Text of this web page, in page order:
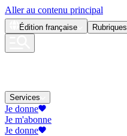
Aller au contenu principal
Édition française Rubriques
Services
Je donne
Je m'abonne
Je donne